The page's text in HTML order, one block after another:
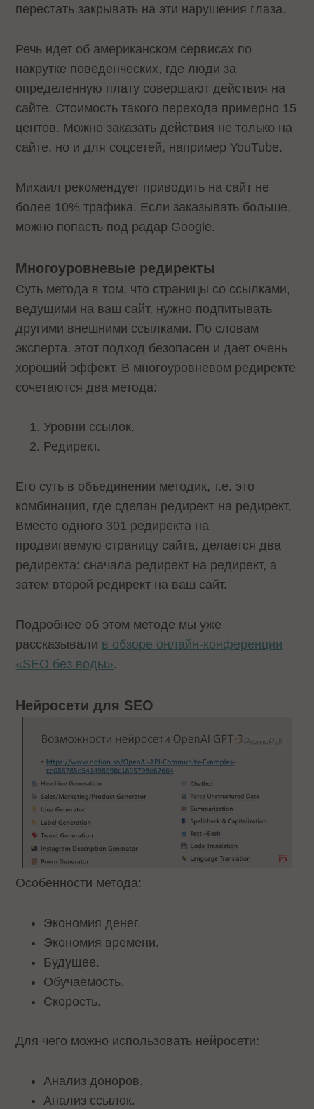
перестать закрывать на эти нарушения глаза.
Речь идет об американском сервисах по
накрутке поведенческих, где люди за
определенную плату совершают действия на
сайте. Стоимость такого перехода примерно 15
центов. Можно заказать действия не только на
сайте, но и для соцсетей, например YouTube.
Михаил рекомендует приводить на сайт не
более 10% трафика. Если заказывать больше,
можно попасть под радар Google.
Многоуровневые редиректы
Суть метода в том, что страницы со ссылками,
ведущими на ваш сайт, нужно подпитывать
другими внешними ссылками. По словам
эксперта, этот подход безопасен и дает очень
хороший эффект. В многоуровневом редиректе
сочетаются два метода:
Уровни ссылок.
Редирект.
Его суть в объединении методик, т.е. это
комбинация, где сделан редирект на редирект.
Вместо одного 301 редиректа на
продвигаемую страницу сайта, делается два
редиректа: сначала редирект на редирект, а
затем второй редирект на ваш сайт.
Подробнее об этом методе мы уже
рассказывали в обзоре онлайн-конференции
«SEO без воды».
Нейросети для SEO
Особенности метода:
Экономия денег.
Экономия времени.
Будущее.
Обучаемость.
Скорость.
Для чего можно использовать нейросети:
Анализ доноров.
Анализ ссылок.